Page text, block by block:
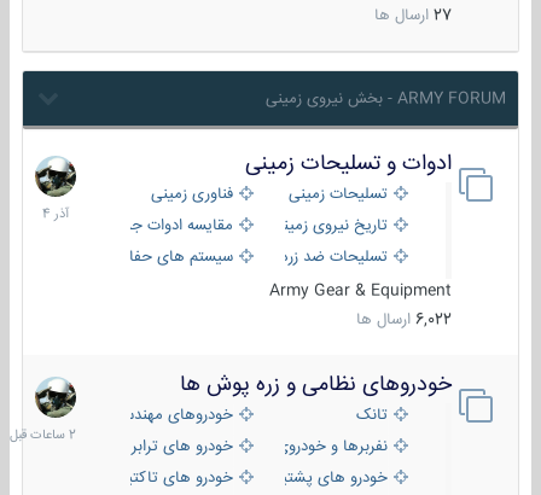
27 ارسال ها
ARMY FORUM - بخش نیروی زمینی
ادوات و تسلیحات زمینی
تسلیحات زمینی
فناوری زمینی
تاریخ نیروی زمینی
مقایسه ادوات جنگی
تسلیحات ضد زره
سیستم های حفاظت فعال
Army Gear & Equipment
6,022 ارسال ها
21
آذر
1404
خودروهای نظامی و زره پوش ها
تانک
خودروهای مهندسی
نفربرها و خودروی های رزمی پیاده نظام
خودرو های ترابری نظامی
خودرو های پشتیبانی آتش ، شناسایی و ضد تانک
خودرو های تاکتیکی نظامی
2
ساعات
قبل